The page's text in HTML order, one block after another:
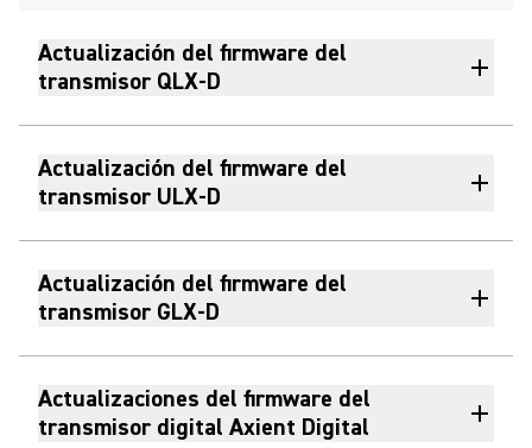
Actualización del firmware del
transmisor QLX-D
Actualización del firmware del
transmisor ULX-D
Actualización del firmware del
transmisor GLX-D
Actualizaciones del firmware del
transmisor digital Axient Digital